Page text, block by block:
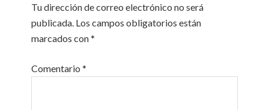
Tu dirección de correo electrónico no será
publicada. Los campos obligatorios están
marcados con*
Comentario*